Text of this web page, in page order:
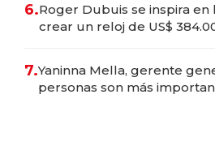
6.Roger Dubuis se inspira en
crear un reloj de US$
7.Yaninna Mella, gerente
personas son más